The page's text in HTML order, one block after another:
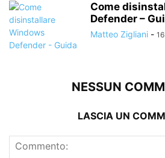
Come
Defender –
Matteo Zigliani -
NESSUN
LASCIA UN